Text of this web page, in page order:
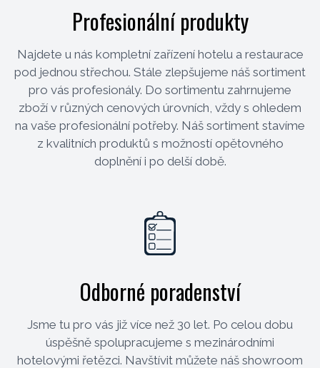
Profesionální produkty
Najdete u nás kompletní zařízení hotelu a restaurace
pod jednou střechou. Stále zlepšujeme náš sortiment
pro vás profesionály. Do sortimentu zahrnujeme
zboží v různých cenových úrovních, vždy s ohledem
na vaše profesionální potřeby. Náš sortiment stavíme
z kvalitních produktů s možností opětovného
doplnění i po delší době.
Odborné poradenství
Jsme tu pro vás již více než 30 let. Po celou dobu
úspěšně spolupracujeme s mezinárodními
hotelovými řetězci. Navštívit můžete náš showroom